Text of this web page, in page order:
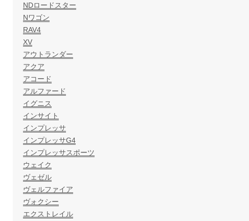
NDロードスター
Nワゴン
RAV4
XV
アウトランダー
アクア
アコード
アルファード
イグニス
インサイト
インプレッサ
インプレッサG4
インプレッサスポーツ
ウェイク
ヴェゼル
ヴェルファイア
ヴォクシー
エクストレイル